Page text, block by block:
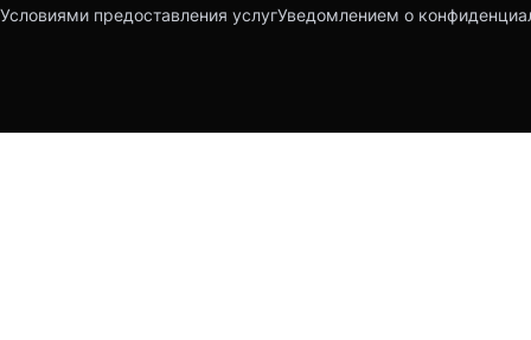
Условиями предоставления услугУведомлением о